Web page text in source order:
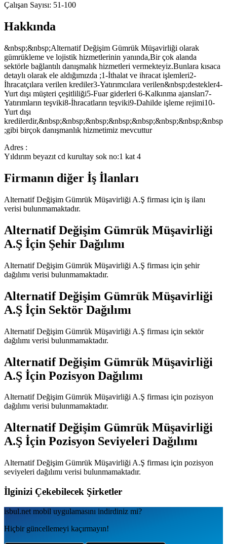
Çalışan Sayısı: 51-100
Hakkında
&nbsp;&nbsp;Alternatif Değişim Gümrük Müşavirliği olarak
gümrükleme ve lojistik hizmetlerinin yanında,Bir çok alanda
sektörle bağlantılı danışmalık hizmetleri vermekteyiz.Bunlara kısaca
detaylı olarak ele aldığımızda ;1-İthalat ve ihracat işlemleri2-
İhracatçılara verilen krediler3-Yatırımcılara verilen&nbsp;destekler4-
Yurt dışı müşteri çeşitliliği5-Fuar giderleri 6-Kalkınma ajansları7-
Yatırımların teşviki8-İhracatların teşviki9-Dahilde işleme rejimi10-
Yurt dışı
kredilerdir,&nbsp;&nbsp;&nbsp;&nbsp;&nbsp;&nbsp;&nbsp;&nbsp
;gibi birçok danışmanlık hizmetimiz mevcuttur
Adres :
Yıldırım beyazıt cd kurultay sok no:1 kat 4
Firmanın diğer İş İlanları
Alternatif Değişim Gümrük Müşavirliği A.Ş firması için iş ilanı
verisi bulunmamaktadır.
Alternatif Değişim Gümrük Müşavirliği
A.Ş İçin Şehir Dağılımı
Alternatif Değişim Gümrük Müşavirliği A.Ş firması için şehir
dağılımı verisi bulunmamaktadır.
Alternatif Değişim Gümrük Müşavirliği
A.Ş İçin Sektör Dağılımı
Alternatif Değişim Gümrük Müşavirliği A.Ş firması için sektör
dağılımı verisi bulunmamaktadır.
Alternatif Değişim Gümrük Müşavirliği
A.Ş İçin Pozisyon Dağılımı
Alternatif Değişim Gümrük Müşavirliği A.Ş firması için pozisyon
dağılımı verisi bulunmamaktadır.
Alternatif Değişim Gümrük Müşavirliği
A.Ş İçin Pozisyon Seviyeleri Dağılımı
Alternatif Değişim Gümrük Müşavirliği A.Ş firması için pozisyon
seviyeleri dağılımı verisi bulunmamaktadır.
İlginizi Çekebilecek Şirketler
isbul.net mobil uygulamаsını indirdiniz mi?
Hiçbir güncellemeyi kaçırmayın!